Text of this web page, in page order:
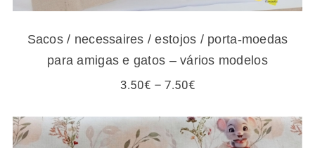
Sacos / necessaires / estojos / porta-moedas
para amigas e gatos – vários modelos
3.50€ – 7.50€Price
through
7.50€